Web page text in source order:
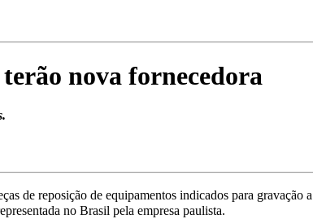
nova fornecedora
de reposição de equipamentos indicados para gravação a
no Brasil pela empresa paulista.